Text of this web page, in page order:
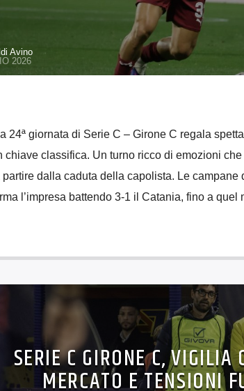
Avino
2026
24ª giornata di Serie C – Girone C regala
chiave classifica. Un turno ricco di emozioni
partire dalla caduta della capolista. Le
l’impresa battendo 3-1 il Catania, fino a quel
SERIE C GIRONE C,
MERCATO E TENSIONI